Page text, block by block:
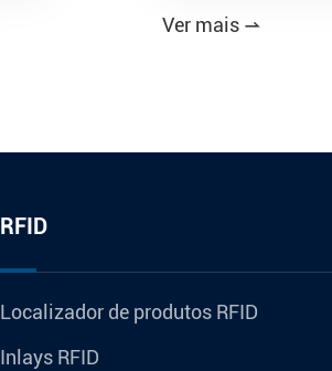
Ver mais 
RFID
Localizador de produtos RFID
Inlays RFID